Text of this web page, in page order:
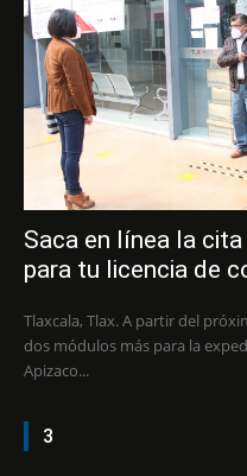
Saca en línea la
para tu licencia de
Tlaxcala, Tlax. A partir del
dos módulos más para la
Apizaco...
3